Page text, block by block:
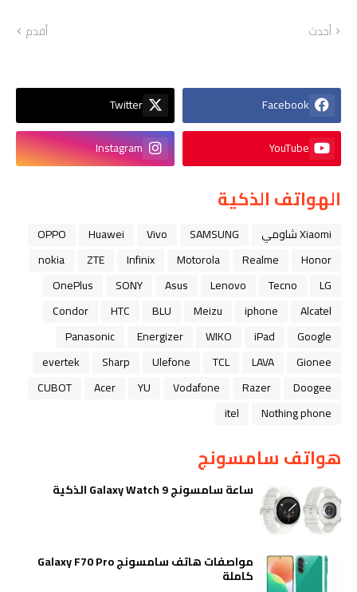
أحدث أقدم
Facebook
Twitter
YouTube
Instagram
الهواتف الذكية
Xiaomi شاومي SAMSUNG
Vivo
Huawei
OPPO
Honor
Realme
Motorola
Infinix
ZTE
nokia
LG
Tecno
Lenovo
Asus
SONY
OnePlus
Alcatel
iphone
Meizu
BLU
HTC
Condor
Google
iPad
WIKO
Energizer
Panasonic
Gionee
LAVA
TCL
Ulefone
Sharp
evertek
Doogee
Razer
Vodafone
YU
Acer
CUBOT
Nothing phone
itel
هواتف سامسونج
ساعة سامسونج Galaxy Watch 9 الذكية
مواصفات هاتف سامسونج Galaxy F70 Pro
كاملة